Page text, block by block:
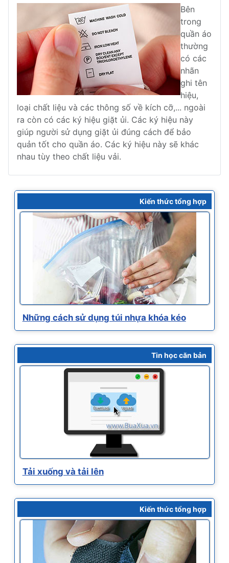
Bên
trong
quần áo
thường
có các
nhãn
ghi tên
hiệu,
loại chất liệu và các thông số về kích cỡ,... ngoài
ra còn có các ký hiệu giặt ủi. Các ký hiệu này
giúp người sử dụng giặt ủi đúng cách để bảo
quản tốt cho quần áo. Các ký hiệu này sẽ khác
nhau tùy theo chất liệu vải.
Kiến thức tổng hợp
Những cách sử dụng túi nhựa khóa kéo
Tin học căn bản
Tải xuống và tải lên
Kiến thức tổng hợp